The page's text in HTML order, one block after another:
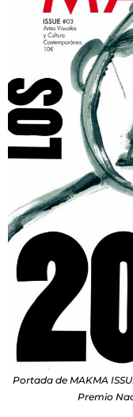
Portada de MAKMA
Premio